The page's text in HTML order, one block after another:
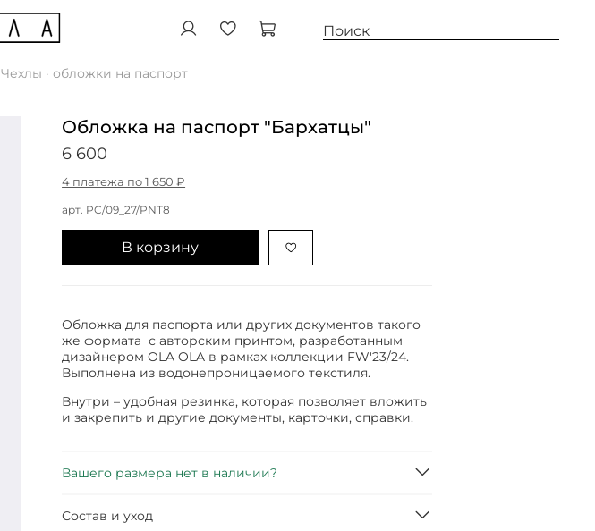
Чехлы · обложки на паспорт
арт. PC/09_27/PNT8
Обложка на паспорт "Бархатцы"
6 600
4 платежа по 1 650 ₽
В корзину
Обложка для паспорта или других документов такого
же формата с авторским принтом, разработанным
дизайнером OLA OLA в рамках коллекции FW'23/24.
Выполнена из водонепроницаемого текстиля.
Внутри – удобная резинка, которая позволяет вложить
и закрепить и другие документы, карточки, справки.
Вашего размера нет в наличии?
Состав и уход